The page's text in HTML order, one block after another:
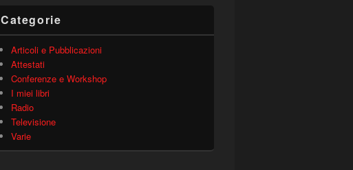
Categorie
Articoli e Pubblicazioni
Attestati
Conferenze e Workshop
I miei libri
Radio
Televisione
Varie